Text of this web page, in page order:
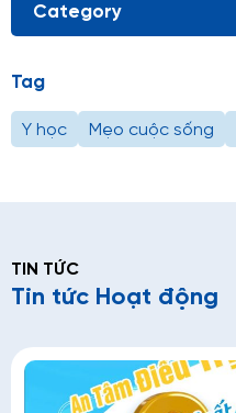
Category
Tag
Y học Mẹo cuộc sống
TIN TỨC
Tin tức Hoạt động